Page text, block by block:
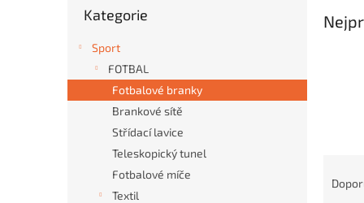
n
kategorie
Kategorie
Sport
FOTBAL
Fotbalové branky
Brankové sítě
Střídací lavice
Teleskopický tunel
Fotbalové míče
Textil